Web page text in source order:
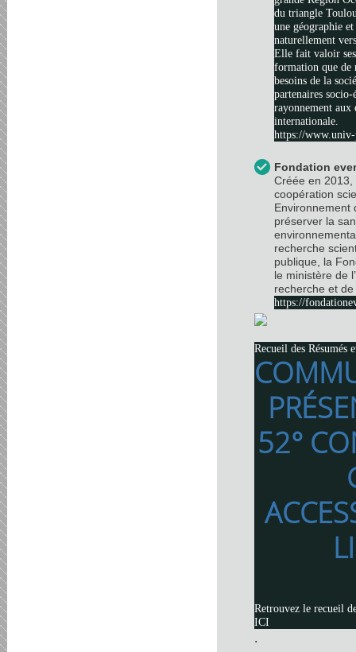
du triangle
une géographie
naturellement
Elle fait valoir
formation que de
besoins de la
partenaires
rayonnement aux
internationale.
https://
Fondation
Créée en
coopération
Environnement
préserver la
recherche
publique, la
le ministère de
recherche et
https://
Recueil des Résumés
52°
Retrouvez le recueil
ICI
.